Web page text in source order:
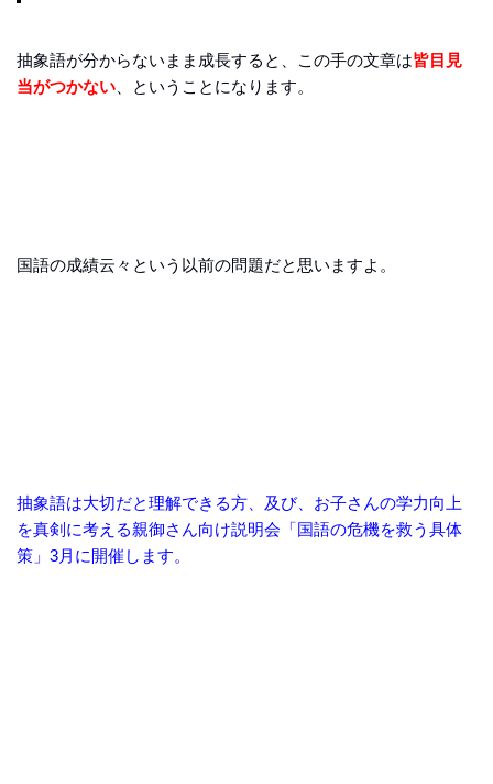
抽象語が分からないまま成長すると、この手の文章は皆目見
当がつかない 、ということになります。
国語の成績云々という以前の問題だと思いますよ。
抽象語は大切だと理解できる方、及び、お子さんの学力向上
を真剣に考える親御さん向け説明会「国語の危機を救う具体
策」3月に開催します。